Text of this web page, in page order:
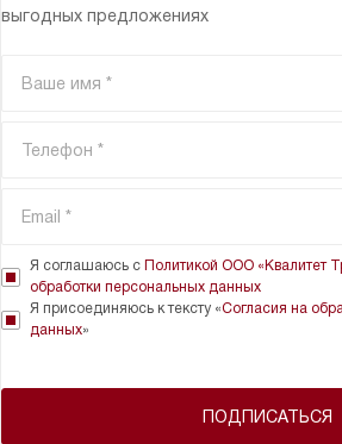
выгодных предложениях
ПОДПИСАТЬСЯ
Я соглашаюсь с Политикой ООО «Квалитет
обработки персональных данных
Я присоединяюсь к тексту «Согласия на
данных»